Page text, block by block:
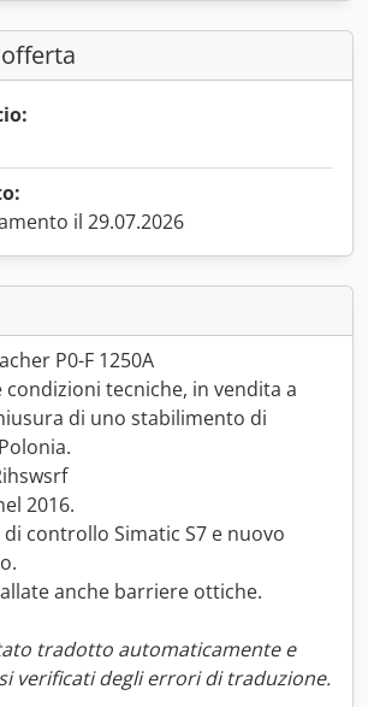
il 29.07.2026
P0-F 1250A
tecniche, in vendita a
di uno stabilimento di
2016.
controllo Simatic S7 e nuovo
anche barriere ottiche.
tradotto automaticamente e
verificati degli errori di traduzione.